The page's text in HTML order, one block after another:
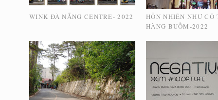
WINK ĐÀ NẴNG CENTRE- 2022
HỒN NHIÊN NHƯ CÔ
HÀNG BUỒM-2022